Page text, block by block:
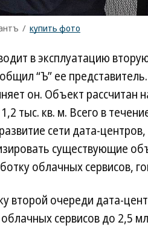
/ купить фото
в эксплуатацию
“Ъ” ее
он. Объект рассчитан
тыс. кв. м. Всего в
сети дата-
существующие
облачных сервисов,
второй очереди дата-
сервисов до 2,5